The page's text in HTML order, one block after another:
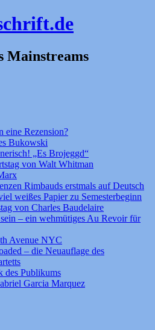
Mainstreams
eine Rezension?
Bukowski
„Es Brojeggd“
von Walt Whitman
Rimbauds erstmals auf Deutsch
weißes Papier zu Semesterbeginn
von Charles Baudelaire
– ein wehmütiges Au Revoir für
Avenue NYC
– die Neuauflage des
des Publikums
Garcia Marquez